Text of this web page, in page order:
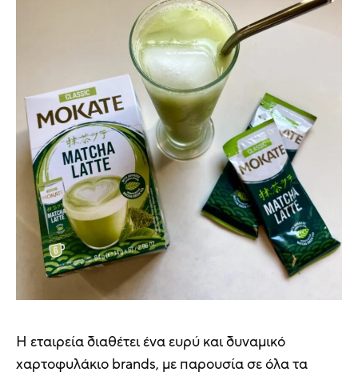
Η εταιρεία διαθέτει ένα ευρύ και δυναμικό
χαρτοφυλάκιο brands, με παρουσία σε όλα τα